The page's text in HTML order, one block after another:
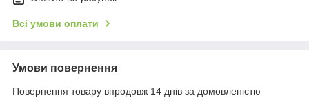
Всі умови оплати
Умови повернення
Повернення товару впродовж 14 днів за домовленістю